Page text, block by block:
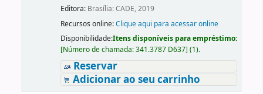
Editora: Brasília: CADE, 2019
Recursos online:Clique aqui para acessar online
Disponibilidade:Itens disponíveis para empréstimo:
[Número de chamada:341.3787 D637] (1).
Reservar
Adicionar ao seu carrinho